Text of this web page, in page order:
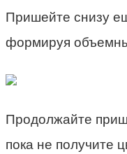
Пришейте снизу
формируя
Продолжайте
пока не получите